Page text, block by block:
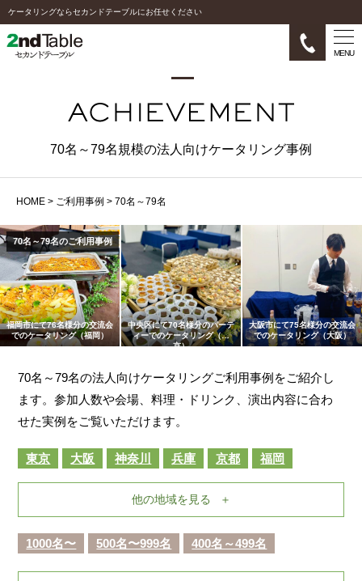
ケータリングならセカンドテーブルにお任せください
MENU
70名～79名規模の法人向けケータリング事例
HOME > ご利用事例 > 70名～79名
70名～79名のご利用事例
福岡市にて76名様分の交流会
でのケータリング（福岡）
中央区にて70名様分のパーテ
ィーでのケータリング（東
京）
大阪市にて75名様分の交流会
でのケータリング（大阪）
70名～79名の法人向けケータリングご利用事例をご紹介し
ます。参加人数や会場、料理・ドリンク、演出内容に合わ
せた実例をご覧いただけます。
東京 大阪 神奈川 兵庫 京都 福岡
他の地域を見る
1000名〜 500名〜999名 400名～499名